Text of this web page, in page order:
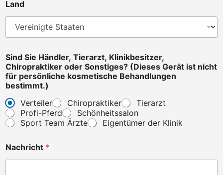
t
.
e
Land
Sind Sie Händler, Tierarzt, Klinikbesitzer,
Chiropraktiker oder Sonstiges? (Dieses Gerät ist nicht
für persönliche kosmetische Behandlungen
bestimmt.)
Verteiler
Chiropraktiker
Tierarzt
Profi-Pferd
Schönheitssalon
Sport Team Ärzte
Eigentümer der Klinik
Nachricht *